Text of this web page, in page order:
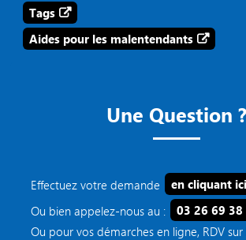
Tags
Aides pour les malentendants
Une Question ?
Effectuez votre demande
en cliquant ici
Ou bien appelez-nous au :
03 26 69 38
Ou pour vos démarches en ligne, RDV sur